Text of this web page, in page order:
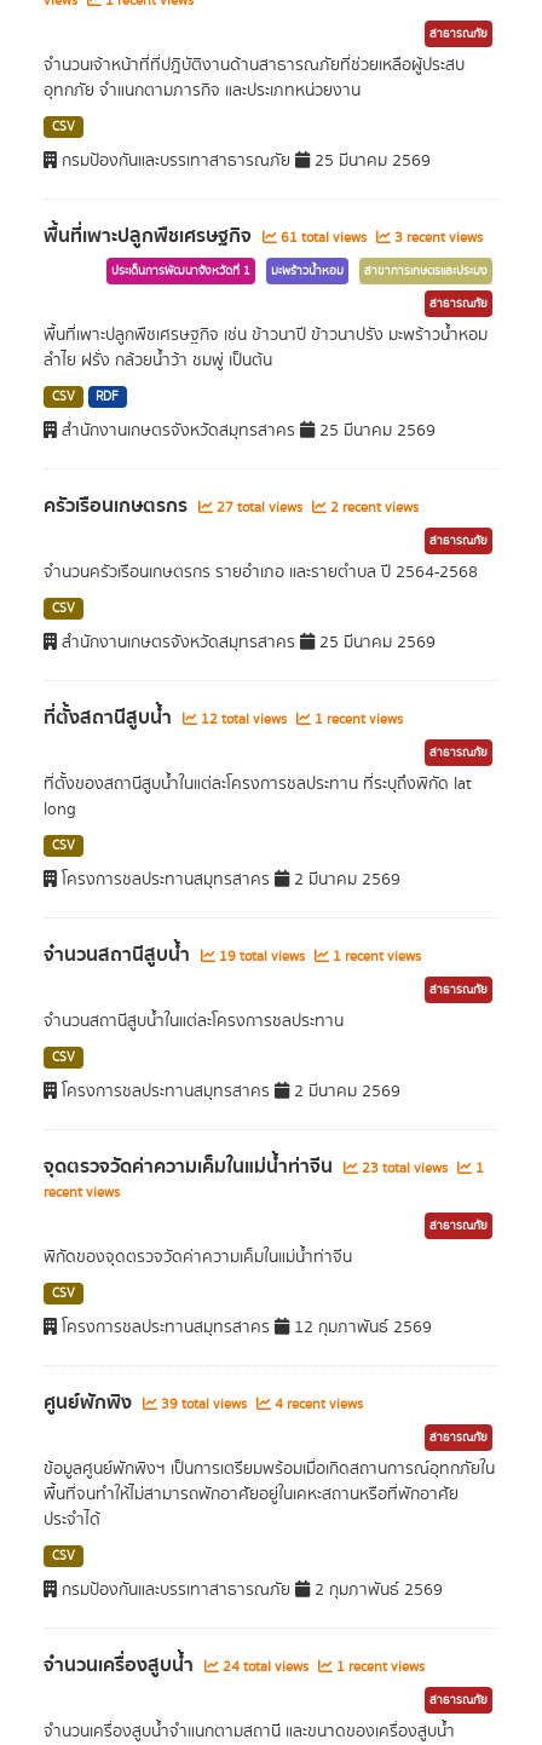
สาธารณภัย
จำนวนเจ้าหน้าที่ที่ปฎิบัติงานด้านสาธารณภัยที่ช่วยเหลือผู้ประสบ
อุทกภัย จำแนกตามภารกิจ และประเภทหน่วยงาน
CSV
กรมป้องกันและบรรเทาสาธารณภัย 25 มีนาคม 2569
พื้นที่เพาะปลูกพืชเศรษฐกิจ 61 total views 3 recent views
ประเด็นการพัฒนาจังหวัดที่ 1 มะพร้าวน้ำหอม
สาขาการเกษตรและประมง
สาธารณภัย
พื้นที่เพาะปลูกพืชเศรษฐกิจ เช่น ข้าวนาปี ข้าวนาปรัง มะพร้าวน้ำหอม
ลำไย ฝรั่ง กล้วยน้ำว้า ชมพู่ เป็นต้น
CSV RDF
สำนักงานเกษตรจังหวัดสมุทรสาคร 25 มีนาคม 2569
ครัวเรือนเกษตรกร 27 total views 2 recent views
สาธารณภัย
จำนวนครัวเรือนเกษตรกร รายอำเภอ และรายตำบล ปี 2564-2568
CSV
สำนักงานเกษตรจังหวัดสมุทรสาคร 25 มีนาคม 2569
ที่ตั้งสถานีสูบน้ำ 12 total views 1 recent views
สาธารณภัย
ที่ตั้งของสถานีสูบน้ำในแต่ละโครงการชลประทาน ที่ระบุถึงพิกัด lat
long
CSV
โครงการชลประทานสมุทรสาคร 2 มีนาคม 2569
จำนวนสถานีสูบน้ำ 19 total views 1 recent views
สาธารณภัย
จำนวนสถานีสูบน้ำในแต่ละโครงการชลประทาน
CSV
โครงการชลประทานสมุทรสาคร 2 มีนาคม 2569
จุดตรวจวัดค่าความเค็มในแม่น้ำท่าจีน 23 total views
1
recent views
สาธารณภัย
พิกัดของจุดตรวจวัดค่าความเค็มในแม่น้ำท่าจีน
CSV
โครงการชลประทานสมุทรสาคร 12 กุมภาพันธ์ 2569
ศูนย์พักพิง 39 total views 4 recent views
สาธารณภัย
ข้อมูลศูนย์พักพิงฯ เป็นการเตรียมพร้อมเมื่อเกิดสถานการณ์อุทกภัยใน
พื้นที่จนทำให้ไม่สามารถพักอาศัยอยู่ในเคหะสถานหรือที่พักอาศัย
ประจำได้
CSV
กรมป้องกันและบรรเทาสาธารณภัย 2 กุมภาพันธ์ 2569
จำนวนเครื่องสูบน้ำ 24 total views 1 recent views
สาธารณภัย
จำนวนเครื่องสูบน้ำจำแนกตามสถานี และขนาดของเครื่องสูบน้ำ